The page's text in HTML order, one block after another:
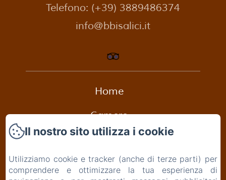
Telefono: (+39) 3889486374
info@bbisalici.it
Home
Camere
Appartamento dei Cigni
Colazione
Il nostro sito utilizza i cookie
Utilizziamo cookie e tracker (anche di terze parti) per
comprendere e ottimizzare la tua esperienza di